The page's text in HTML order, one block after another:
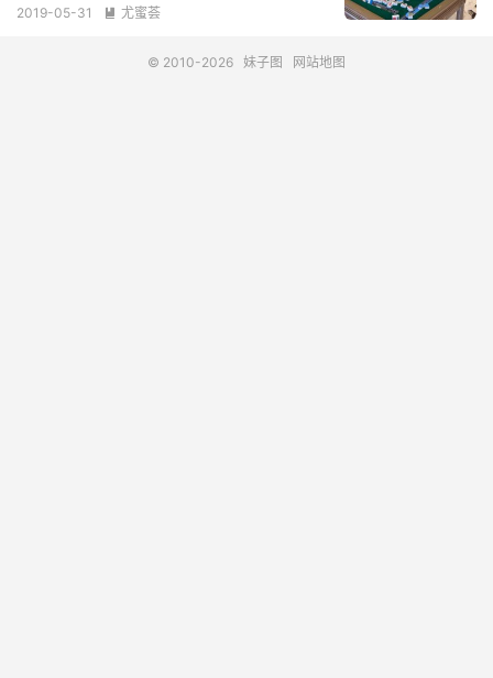
2019-05-31  尤蜜荟
© 2010-2026 妹子图 网站地图